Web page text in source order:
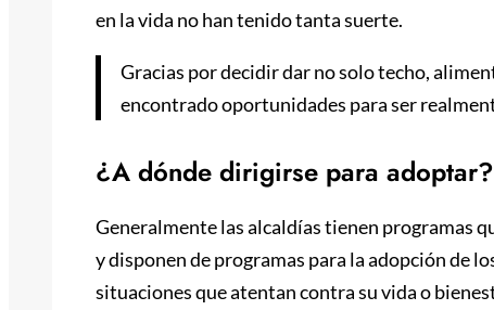
en la vida no han tenido tanta suerte.
Gracias por decidir dar no solo techo,
encontrado oportunidades para ser
¿A dónde dirigirse para adoptar?
Generalmente las alcaldías tienen programas
y disponen de programas para la adopción de
situaciones que atentan contra su vida o